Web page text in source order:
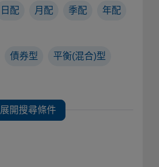
日配 月配 季配 年配
債券型 平衡(混合)型
展開搜尋條件